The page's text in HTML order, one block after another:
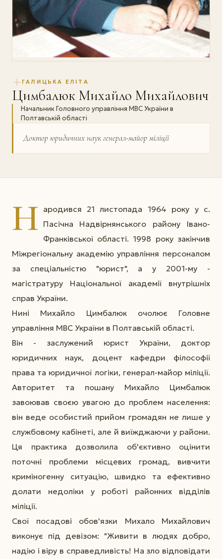
ГАЛИЦЬКА ЕЛІТА
Цимбалюк Михайло Михайлович
Начальник Головного управління МВС України в
Полтавській області
Доктор юридичних наук генерал-майор міліції
Н ародився 21 листопада 1964 року у с.
Пасічна Надвірнянського району Івано-
Франківської області. 1998 року закінчив
Міжрегіональну академію управління персоналом
за спеціальністю "юрист", а у 2001-му -
магістратуру Національної академії внутрішніх
справ України.
Нині Михайло Цимбалюк очолює Головне
управління МВС України в Полтавській області.
Він - заслужений юрист України, доктор
юридичних наук, доцент кафедри філософії
права та юридичної логіки, генерал-майор міліції.
Авторитет та пошану Михайло Цимбалюк
завоював своєю увагою до проблем населення:
він веде особистий прийом громадян не лише у
службовому кабінеті, але й виїжджаючи у райони.
Ця практика дозволила об'єктивно оцінити
поточні проблеми місцевих громад, вивчити
криміногенну ситуацію, швидко та ефективно
долати недоліки у роботі районних відділів
міліції.
Свої посадові обов'язки Михало Михайлович
виконує під девізом: "Живити в людях добро,
надію і віру в справедливість! На зло відповідати